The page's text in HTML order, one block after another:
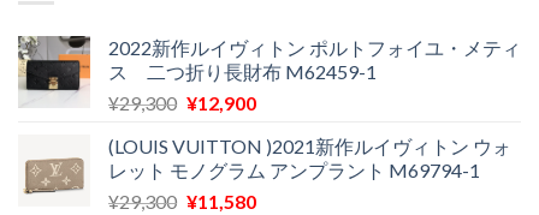
¥24,000
で
し
は
¥11,900
で
2022新作ルイヴィトン ポルトフォイユ・メティ
ス 二つ折り長財布 M62459-1
¥29,300 元
価
格
は
¥12,900現
の
価
格
(LOUIS VUITTON )2021新作ルイヴィトン ウォ
レット モノグラム アンプラント M69794-1
¥29,300 元
¥11,580現